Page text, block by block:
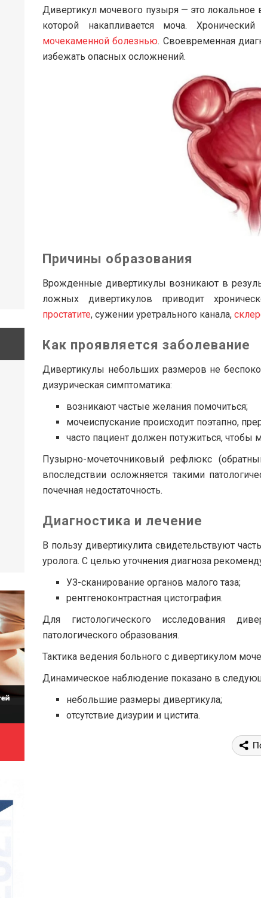
Дивертикул мочевого пузыря — это
которой накапливается моча.
мочекаменной болезнью. Своевременная
избежать опасных осложнений.
Причины образования
Врожденные дивертикулы возникают в
ложных дивертикулов приводит
простатите, сужении уретрального канала,
Как проявляется заболевание
Дивертикулы небольших размеров не
дизурическая симптоматика:
возникают частые желания помочиться;
мочеиспускание происходит поэтапно,
часто пациент должен потужиться,
Пузырно-мочеточниковый рефлюкс
впоследствии осложняется такими
почечная недостаточность.
Диагностика и лечение
В пользу дивертикулита свидетельствуют
уролога. С целью уточнения диагноза
УЗ-сканирование органов малого таза;
рентгеноконтрастная цистография.
Для гистологического исследования
патологического образования.
Тактика ведения больного с дивертикулом
Динамическое наблюдение показано в
небольшие размеры дивертикула;
отсутствие дизурии и цистита.